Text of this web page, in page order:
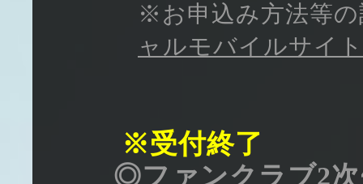
※お申込み方法等
ャルモバイルサイト
※受付終了
◎ファンクラブ2